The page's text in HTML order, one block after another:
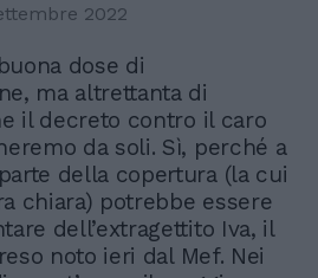
2022
dose di
ma altrettanta di
il decreto contro il caro
da soli. Sì, perché a
della copertura (la cui
chiara) potrebbe essere
dell’extragettito Iva, il
noto ieri dal Mef. Nei